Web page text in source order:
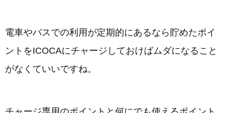
電車やバスでの利用が定期的にあるなら貯めたポイ
ントをICOCAにチャージしておけばムダになること
がなくていいですね。